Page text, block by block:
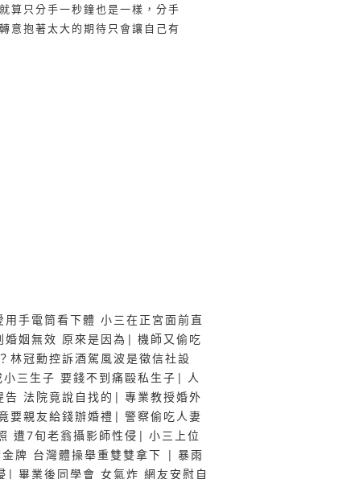
算只分手一秒鐘也是一樣，分手
意抱著太大的期待只會讓自己有
用手電筒看下體 小三在正宮面前直
姻無效 原來是因為 | 機師又偷吃
林冠勳控訴酒駕風波是徵信社設
小三生子 要錢不到痛毆私生子 | 人
告 法院竟說自找的 | 專業教授婚外
要親友給錢辦婚禮 | 警察偷吃人妻
遭7旬老翁攝影師性侵 | 小三上位
牌 台灣體操舉重雙雙拿下 | 暴雨
| 畢業後同學會 女氣炸 網友安慰自